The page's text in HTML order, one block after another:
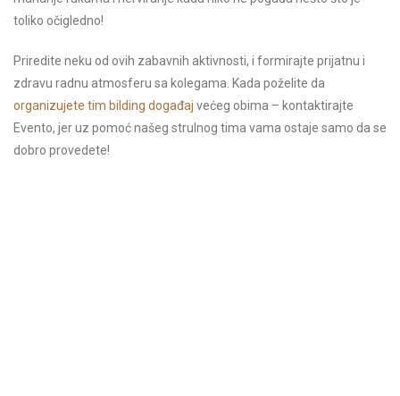
toliko očigledno!
Priredite neku od ovih zabavnih aktivnosti, i formirajte prijatnu i
zdravu radnu atmosferu sa kolegama. Kada poželite da
organizujete tim bilding događaj većeg obima – kontaktirajte
Evento, jer uz pomoć našeg strulnog tima vama ostaje samo da se
dobro provedete!